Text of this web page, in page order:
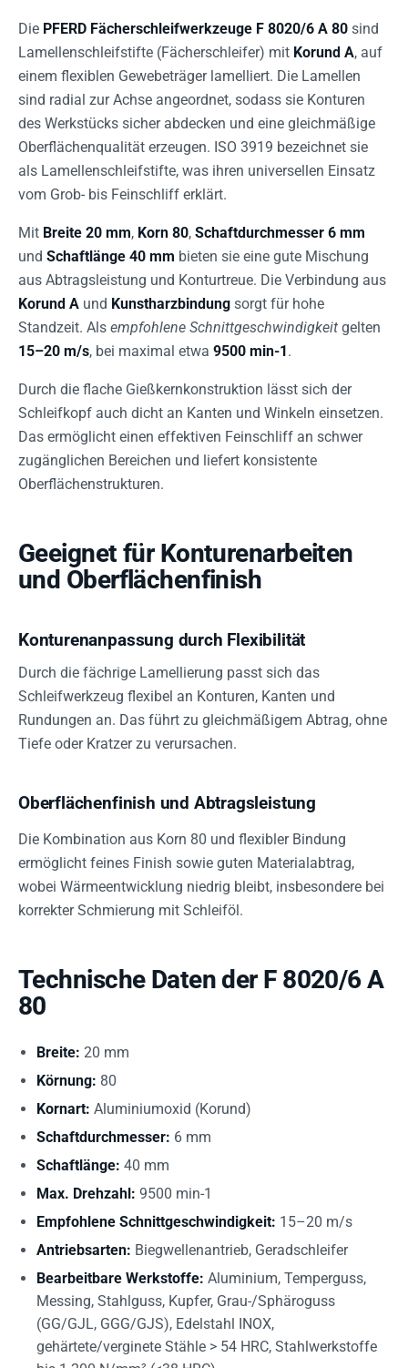
Die PFERD Fächerschleifwerkzeuge F 8020/6 A 80 sind
Lamellenschleifstifte (Fächerschleifer) mit Korund A, auf
einem flexiblen Gewebeträger lamelliert. Die Lamellen
sind radial zur Achse angeordnet, sodass sie Konturen
des Werkstücks sicher abdecken und eine gleichmäßige
Oberflächenqualität erzeugen. ISO 3919 bezeichnet sie
als Lamellenschleifstifte, was ihren universellen Einsatz
vom Grob- bis Feinschliff erklärt.
Mit Breite 20 mm, Korn 80, Schaftdurchmesser 6 mm
und Schaftlänge 40 mm bieten sie eine gute Mischung
aus Abtragsleistung und Konturtreue. Die Verbindung aus
Korund A und Kunstharzbindung sorgt für hohe
Standzeit. Als empfohlene Schnittgeschwindigkeit gelten
15–20 m/s, bei maximal etwa 9500 min-1.
Durch die flache Gießkernkonstruktion lässt sich der
Schleifkopf auch dicht an Kanten und Winkeln einsetzen.
Das ermöglicht einen effektiven Feinschliff an schwer
zugänglichen Bereichen und liefert konsistente
Oberflächenstrukturen.
Geeignet für Konturenarbeiten
und Oberflächenfinish
Konturenanpassung durch Flexibilität
Durch die fächrige Lamellierung passt sich das
Schleifwerkzeug flexibel an Konturen, Kanten und
Rundungen an. Das führt zu gleichmäßigem Abtrag, ohne
Tiefe oder Kratzer zu verursachen.
Oberflächenfinish und Abtragsleistung
Die Kombination aus Korn 80 und flexibler Bindung
ermöglicht feines Finish sowie guten Materialabtrag,
wobei Wärmeentwicklung niedrig bleibt, insbesondere bei
korrekter Schmierung mit Schleiföl.
Technische Daten der F 8020/6 A
80
Breite: 20 mm
Körnung: 80
Kornart: Aluminiumoxid (Korund)
Schaftdurchmesser: 6 mm
Schaftlänge: 40 mm
Max. Drehzahl: 9500 min-1
Empfohlene Schnittgeschwindigkeit: 15–20 m/s
Antriebsarten: Biegwellenantrieb, Geradschleifer
Bearbeitbare Werkstoffe: Aluminium, Temperguss,
Messing, Stahlguss, Kupfer, Grau-/Sphäroguss
(GG/GJL, GGG/GJS), Edelstahl INOX,
gehärtete/verginete Stähle > 54 HRC, Stahlwerkstoffe